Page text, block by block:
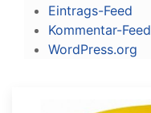
Eintrags-Feed
Kommentar-Feed
WordPress.org